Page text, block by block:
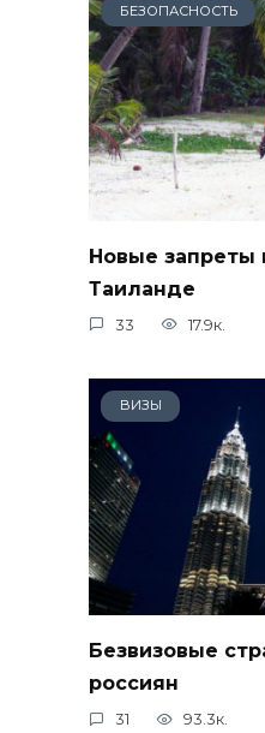
БЕЗОПАСНОСТЬ
Новые запреты
Таиланде
33 17.9к.
ВИЗЫ
Безвизовые
россиян
31 93.3к.